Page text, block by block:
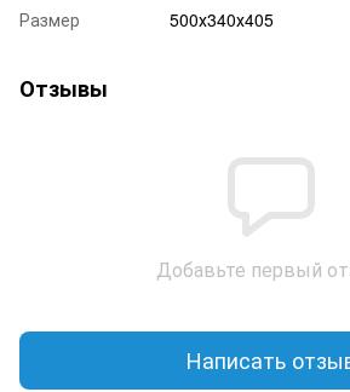
Размер
500х340х405
Отзывы
Добавьте первый
Написать